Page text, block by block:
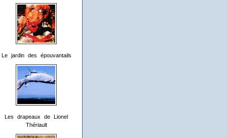
Le jardin des épouvantails
Les drapeaux de Lionel
Thériault